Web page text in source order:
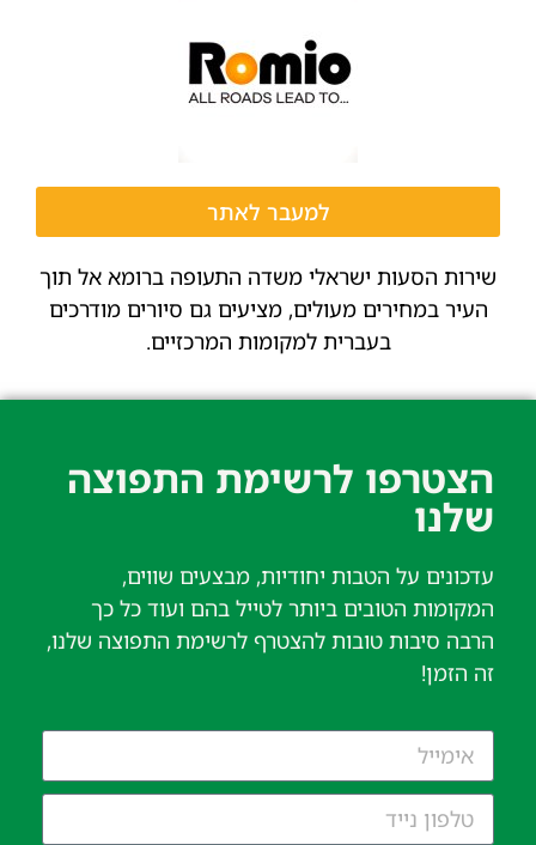
למעבר לאתר
שירות הסעות ישראלי משדה התעופה ברומא אל תוך
העיר במחירים מעולים, מציעים גם סיורים מודרכים
בעברית למקומות המרכזיים.
הצטרפו לרשימת התפוצה
שלנו​
עדכונים על הטבות יחודיות, מבצעים שווים,
המקומות הטובים ביותר לטייל בהם ועוד כל כך
הרבה סיבות טובות להצטרף לרשימת התפוצה שלנו,
זה הזמן!